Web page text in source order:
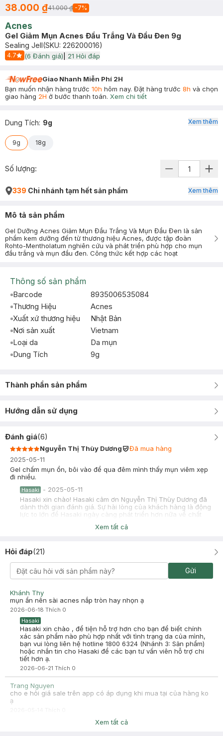
38.000 ₫41.000 ₫ -7%
Acnes
Gel Giảm Mụn Acnes Đầu Trắng Và Đầu Đen 9g
Sealing Jell(SKU: 226200016)
4.7
Start Icon
(6 Đánh giá) 21 Hỏi đáp
Giao Nhanh Miễn Phí 2H
Bạn muốn nhận hàng trước 10h hôm nay. Đặt hàng trước 8h và chọn
giao hàng 2H ở bước thanh toán. Xem chi tiết
Dung Tích: 9g
9g 18g
Xem thêm
Số lượng:
339 Chi nhánh tạm hết sản phẩm Xem thêm
Mô tả sản phẩm
Gel Dưỡng Acnes Giảm Mụn Đầu Trắng Và Mụn Đầu Đen là sản
phẩm kem dưỡng đến từ thương hiệu Acnes, được tập đoàn
Rohto-Mentholatum nghiên cứu và phát triển phù hợp cho mụn
đầu trắng và mụn đầu đen. Công thức kết hợp các hoạt
Thông số sản phẩm
Barcode
8935006535084
Thương Hiệu
Acnes
Xuất xứ thương hiệu
Nhật Bản
Nơi sản xuất
Vietnam
Loại da
Da mụn
Dung Tích
9g
Thành phần sản phẩm
Hướng dẫn sử dụng
Đánh giá(6)
Nguyễn Thị Thùy Dương
Đã mua hàng
2025-05-11
Gel chấm mụn ổn, bôi vào để qua đêm mình thấy mụn viêm xẹp
đi nhiều.
Hasaki - 2025-05-11
Hasaki xin chào! Hasaki cảm ơn Nguyễn Thị Thùy Dương đã
dành thời gian đánh giá. Sự hài lòng của khách hàng là động
lực to lớn để Hasaki ngày càng phát triển hơn nữa về chất
lượng dịch vụ. Cảm ơn bạn đã tin tưởng và mua sắm tại
2025-02-18
mình dùng hết typ thứ 2 roi cbi mua tiếp,hiệu quả oki lắm mà phải
kiên trì nhe mới thấy được công dụng của sp
Xem tất cả
Hỏi đáp(21)
Gửi
Khánh Thy
mụn ẩn nên sài acnes nắp tròn hay nhọn ạ
2026-06-18 Thích 0
Hasaki
Hasaki xin chào , để tiện hỗ trợ hơn cho bạn để biết chính
xác sản phẩm nào phù hợp nhất với tình trạng da của mình,
bạn vui lòng liên hệ hotline 1800 6324 (Nhánh 3: Sản phẩm)
hoặc nhắn tin cho Hasaki để các bạn tư vấn viên hỗ trợ chi
tiết hơn ạ.
2026-06-21 Thích 0
Trang Nguyen
cho e hỏi giá sale trên app có áp dụng khi mua tại của hàng ko
ạ
Xem tất cả